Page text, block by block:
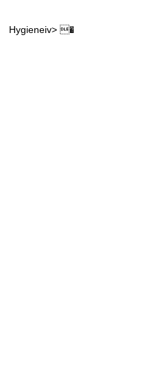
Hygieneiv> �